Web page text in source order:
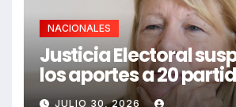
NACIONALES
Justicia Electoral
los aportes a 20
JULIO 30, 2026